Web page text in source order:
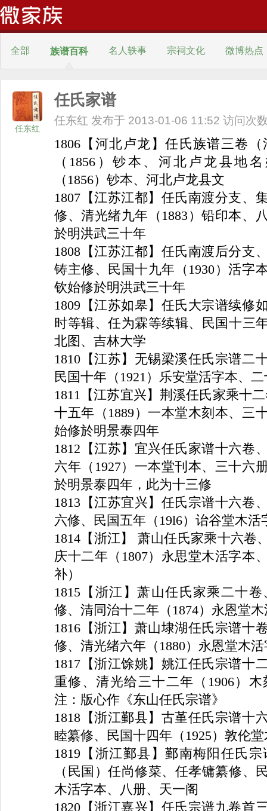
全部 族谱百科 名人轶事 宗祠文化 微博热点
风水学 姓氏文化 姓氏趣闻 家族历史 其他
任东红
任氏家谱
任东红 发布于 2013-01-06 11:52 访问次
1806 【河北卢龙】任氏族谱三卷
（ 1856 ）钞本、河北卢龙县地
（ 1856）钞本、河北卢龙县文
1807 【江苏江都】任氏南渡分支、
修、清光绪九年（ 1883 ）铅印本、
於明洪武三十年
1808 【江苏江都】任氏南渡后分支
铸主修、民国十九年（ 1930）活字
钦始修於明洪武三十年
1809 【江苏如皋】任氏大宗谱续修
时等辑、任为霖等续辑、民国十三
北图、吉林大学
1810 【江苏】无锡梁溪任氏宗谱二
民国十年（ 1921）乐安堂活字本、
1811 【江苏宜兴】荆溪任氏家乘十
十五年（ 1889 ）一本堂木刻本、三
始修於明景泰四年
1812 【江苏】宜兴任氏家谱十六卷
六年（ 1927）一本堂刊本、三十六
於明景泰四年，此为十三修
1813 【江苏宜兴】任氏宗谱十六卷
六修、民国五年（ 19l6）诒谷堂木活
1814 【浙江】 萧山任氏家乘十六
庆十二年（ 1807）永思堂木活字本
补）
1815 【浙江】萧山任氏家乘二十
修、清同治十二年（ 1874）永恩堂
1816 【浙江】萧山埭湖任氏宗谱十
修、清光绪六年（ 1880）永恩堂木
1817 【浙江馀姚】姚江任氏宗谱十
重修、清光给三十二年（ 1906）木
注：版心作《东山任氏宗谱》
1818 【浙江鄞县】古堇任氏宗谱十
睦纂修、民国十四年（ 1925）敦伦
1819 【浙江鄞县】鄞南梅阳任氏
（民国）任尚修菜、任孝镛纂修、
木活字本、八册、天一阁
1820 【浙江嘉兴】任氏宗谱九卷首